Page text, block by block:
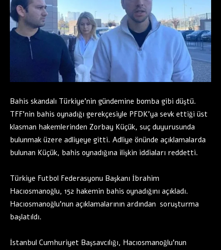
Bahis skandalı Türkiye’nin gündemine bomba gibi düştü.
TFF’nin bahis oynadığı gerekçesiyle PFDK’ya sevk ettiği üst
klasman hakemlerinden Zorbay Küçük, suç duyurusunda
bulunmak üzere adliyeye gitti. Adliye önünde açıklamalarda
bulunan Küçük, bahis oynadığına ilişkin iddiaları reddetti.
Türkiye Futbol Federasyonu Başkanı İbrahim
Hacıosmanoğlu, 152 hakemin bahis oynadığını açıkladı.
Hacıosmanoğlu’nun açıklamalarının ardından soruşturma
başlatıldı.
İstanbul Cumhuriyet Başsavcılığı, Hacıosmanoğlu’nun